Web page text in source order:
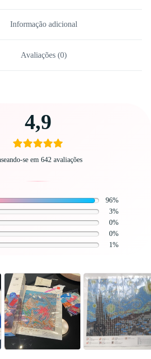
Informação adicional
Avaliações (0)
4,9
se em 642 avaliações
96%
3%
0%
0%
1%